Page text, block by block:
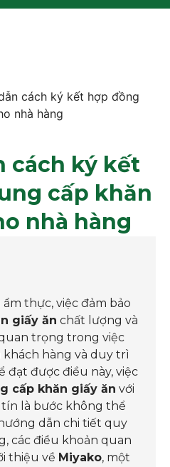
cách ký kết hợp đồng
nhà hàng
cách ký kết
cấp khăn
nhà hàng
thực, việc đảm bảo
giấy ăn chất lượng và
trọng trong việc
khách hàng và duy trì
đạt được điều này, việc
cấp khăn giấy ăn với
là bước không thể
dẫn chi tiết quy
các điều khoản quan
thiệu về Miyako, một